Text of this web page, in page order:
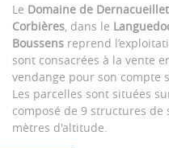
Le Domaine de
Corbières, dans le
Boussens reprend
sont consacrées à la vente
vendange pour son compte
Les parcelles sont situées
composé de 9 structures
mètres d'altitude.